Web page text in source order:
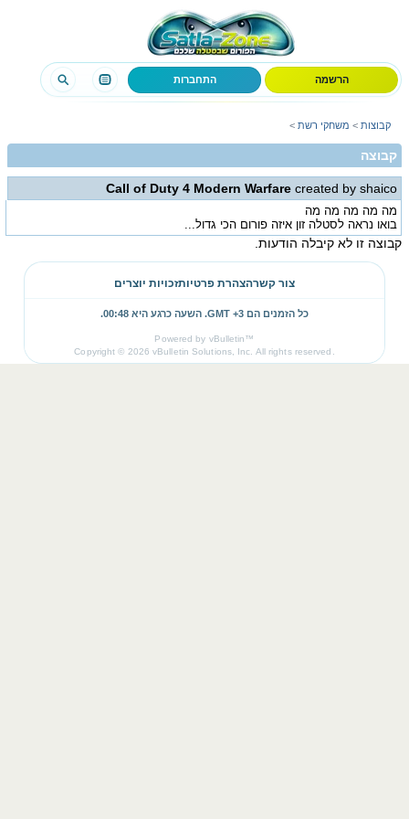
הרשמה התחברות
קבוצות > משחקי רשת >
קבוצה
Call of Duty 4 Modern Warfare created by shaico
מה מה מה מה מה
בואו נראה לסטלה זון איזה פורום הכי גדול...
קבוצה זו לא קיבלה הודעות.
צור קשרהצהרת פרטיותזכויות יוצרים
כל הזמנים הם GMT +3. השעה כרגע היא 00:48
.
Powered by vBulletin™
Copyright © 2026 vBulletin Solutions, Inc. All rights reserved.